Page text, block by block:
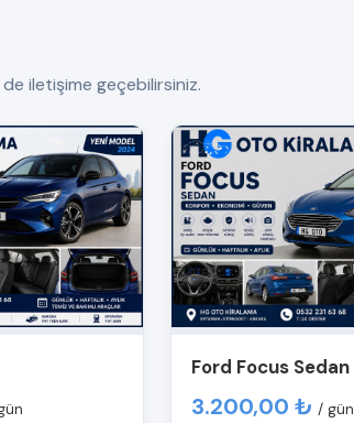
iletişime geçebilirsiniz.
Ford Focus Sedan
3.200,00 ₺ / gün